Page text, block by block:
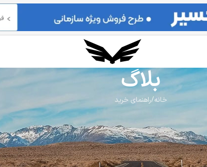
بلاگ
خانه راهنمای خرید
برون